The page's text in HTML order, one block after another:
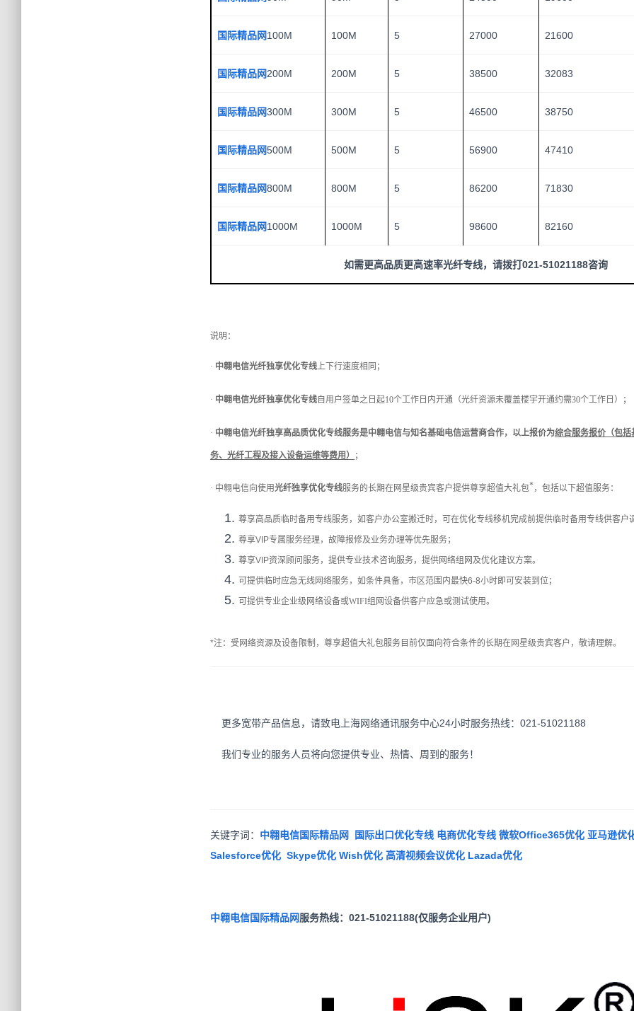
国际精品网100M 100M 5 27000 21600
国际精品网200M 200M 5 38500 32083
国际精品网300M 300M 5 46500 38750
国际精品网500M 500M 5 56900 47410
国际精品网800M 800M 5 86200 71830
国际精品网1000M 1000M 5 98600 82160
如需更高品质更高速率光纤专线，请拨打021-51021188咨询
说明：
· 中翱电信光纤独享优化专线上下行速度相同；
· 中翱电信光纤独享优化专线 自用户签单之日起10个工作日内开通（光纤资源未覆盖楼宇开通约需30个工作日） ；
· 中翱电信光纤独享高品质优化专线服务是中翱电信与知名基础电信运营商合作，以上报价为综合服务报价（包
务、光纤工程及接入设备运维等费用） ；
· 中翱电信向使用光纤独享优化专线服务的长期在网星级贵宾客户提供尊享超值大礼包*，包括以下超值服务：
尊享高品质临时备用专线服务，如客户办公室搬迁时，可在优化专线移机完成前提供临时备用专线供客户
尊享VIP专属服务经理，故障报修及业务办理等优先服务；
尊享VIP资深顾问服务，提供专业技术咨询服务，提供网络组网及优化建议方案。
可提供临时应急无线网络服务，如条件具备，市区范围内最快6-8小时即可安装到位；
可提供专业企业级网络设备或WIFI组网设备供客户应急或测试使用。
*注：受网络资源及设备限制，尊享超值大礼包服务目前仅面向符合条件的长期在网星级贵宾客户，敬请理解。
更多宽带产品信息，请致电上海网络通讯服务中心24小时服务热线：021-51021188
我们专业的服务人员将向您提供专业、热情、周到的服务！
关键字词： 中翱电信国际精品网 国际出口优化专线 电商优化专线 微软Office365优化 亚马逊优
Salesforce优化 Skype优化 Wish优化 高清视频会议优化 Lazada优化
中翱电信国际精品网服务热线：021-51021188(仅服务企业用户)